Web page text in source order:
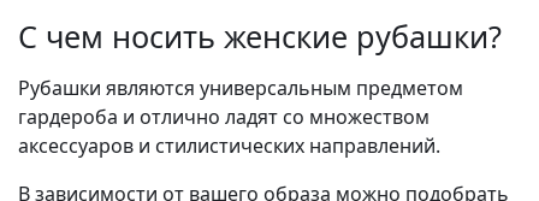
С чем носить женские рубашки?
Рубашки являются универсальным предметом
гардероба и отлично ладят со множеством
аксессуаров и стилистических направлений.
В зависимости от вашего образа можно подобрать